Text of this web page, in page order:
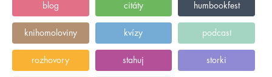
blog citáty humbookfest
knihomoloviny kvízy podcast
rozhovory stahuj storki